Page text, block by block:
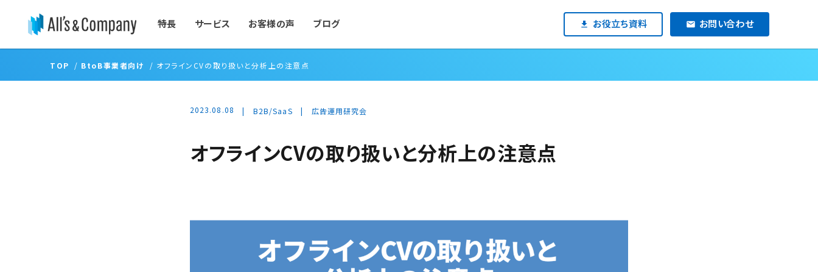
特長 サービス お客様の声 ブログ お役立ち資料 お問い合わせ
TOP BtoB事業者向け オフラインCVの取り扱いと分析上の注意点
2023.08.08 B2B/SaaS 広告運用研究会
オフラインCVの取り扱いと分析上の注意点